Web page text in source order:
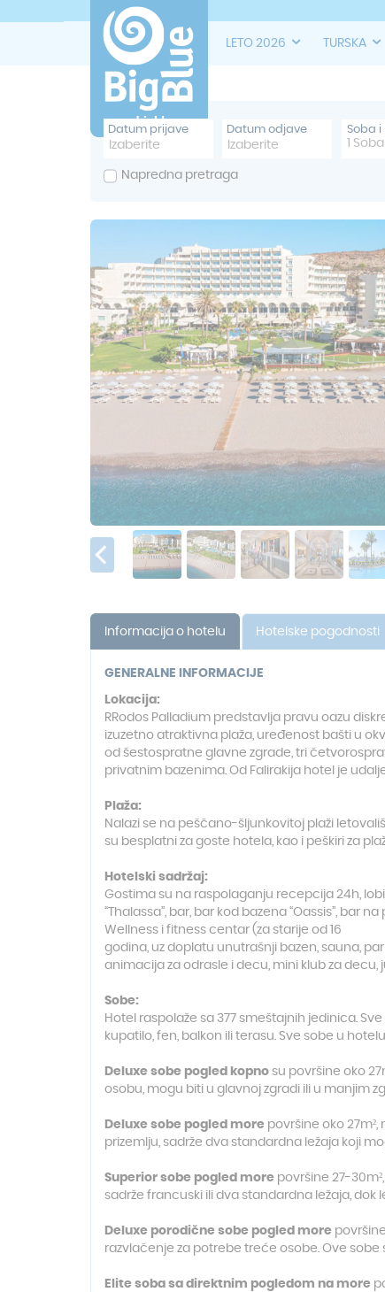
LETO 2026 TURSKA
Datum prijave Datum odjave Soba i
Soba
Napredna pretraga
Informacija o hotelu Hotelske pogodnosti
GENERALNE INFORMACIJE
Lokacija:
RRodos Palladium predstavlja pravu oazu
izuzetno atraktivna plaža, uređenost bašti u
od šestospratne glavne zgrade, tri
privatnim bazenima. Od Falirakija hotel je
Plaža:
Nalazi se na peščano-šljunkovitoj plaži
su besplatni za goste hotela, kao i peškiri za
Hotelski sadržaj:
Gostima su na raspolaganju recepcija 24h,
“Thalassa”, bar, bar kod bazena “Oassis”, bar
Wellness i fitness centar (za starije od 16
godina, uz doplatu unutrašnji bazen, sauna,
animacija za odrasle i decu, mini klub za
Sobe:
Hotel raspolaže sa 377 smeštajnih jedinica.
kupatilo, fen, balkon ili terasu. Sve sobe u
Deluxe sobe pogled kopno su površine oko
osobu, mogu biti u glavnoj zgradi ili u manjim
De luxe sobe pogled more površine oko
prizemlju, sadrže dva standardna ležaja koji
Superior sobe pogled more površine 27-
sadrže francuski ili dva standardna ležaja,
Deluxe porodične sobe pogled more
razvlačenje za potrebe treće osobe. Ove
Elite soba sa direktnim pogledom na more